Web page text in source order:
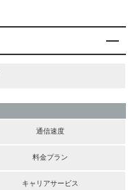
通信速度
料金プラン
キャリアサービス